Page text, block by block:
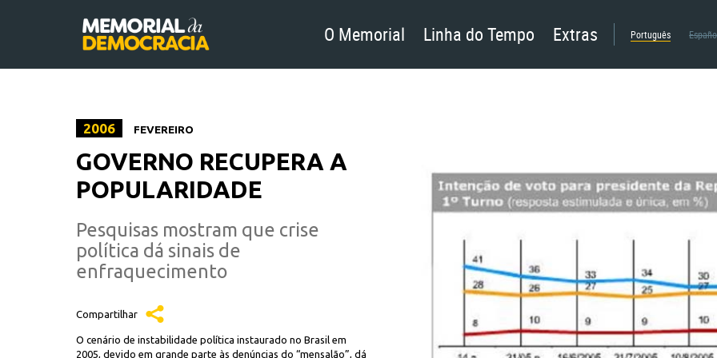
O Memorial Linha do Tempo Extras Português
2006 FEVEREIRO
GOVERNO RECUPERA A
POPULARIDADE
Pesquisas mostram que crise
política dá sinais de
enfraquecimento
Compartilhar
O cenário de instabilidade política instaurado no Brasil em
2005, devido em grande parte às denúncias do “mensalão”, dá